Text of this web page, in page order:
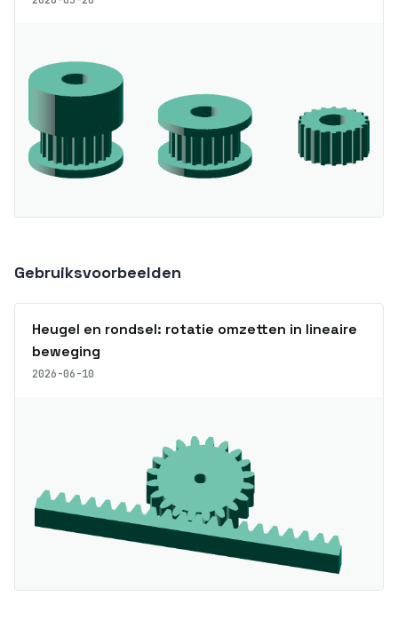
Gebruiksvoorbeelden
Heugel en rondsel: rotatie omzetten in lineaire
beweging
2026-06-10